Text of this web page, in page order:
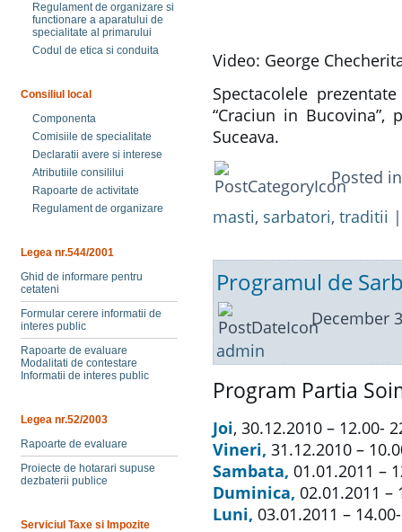
Regulament de organizare si
functionare a aparatului de
specialitate al primarului
Codul de etica si conduita
Consiliul local
Componenta
Comisiile de specialitate
Declaratii avere si interese
Atributiile consililui
Rapoarte de activitate
Regulament de organizare
Legea nr.544/2001
Ghid de informare pentru
cetateni
Formular cerere informatii de
interes public
Rapoarte de evaluare
Modalitati de contestare
Informatii de interes public
Legea nr.52/2003
Rapoarte de evaluare
Proiecte de hotarari supuse
dezbaterii publice
Serviciul Taxe si Impozite
Video: George
Spectacolele
“Craciun in Bucovina”,
Suceava.
Posted
masti, sarbatori, traditii
Programul de
December
admin
Program Partia
Joi, 30.12.2010 – 12.00-
Vineri, 31.12.2010 –
Sambata, 01.01.2011 –
Duminica, 02.01.2011 –
Luni, 03.01.2011 –